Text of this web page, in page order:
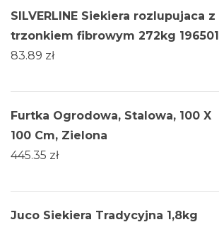
SILVERLINE Siekiera rozlupujaca z
trzonkiem fibrowym 272kg 196501
83.89 zł
Furtka Ogrodowa, Stalowa, 100 X
100 Cm, Zielona
445.35 zł
Juco Siekiera Tradycyjna 1,8kg